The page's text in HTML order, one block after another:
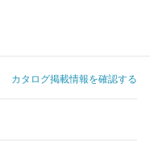
カタログ掲載情報を確認する